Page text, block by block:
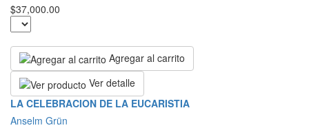
$37,000.00
Agregar al carrito
Ver detalle
LA CELEBRACION DE LA EUCARISTIA
Anselm Grün